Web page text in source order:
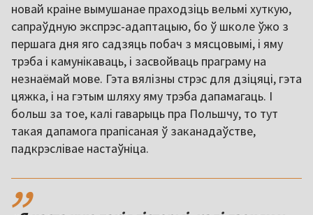
новай краіне вымушанае праходзіць вельмі хуткую,
сапраўдную экспрэс-адаптацыю, бо ў школе ўжо з
першага дня яго садзяць побач з мясцовымі, і яму
трэба і камунікаваць, і засвойваць праграму на
незнаёмай мове. Гэта вялізны стрэс для дзіцяці, гэта
цяжка, і на гэтым шляху яму трэба дапамагаць. І
больш за тое, калі гаварыць пра Польшчу, то тут
такая дапамога прапісаная ў заканадаўстве,
падкрэслівае настаўніца.
,,